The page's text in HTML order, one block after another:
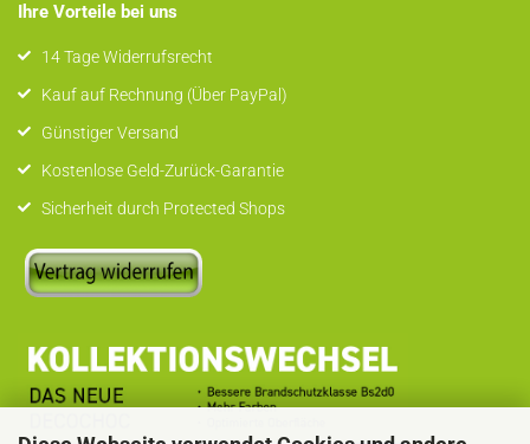
Ihre Vorteile bei uns
14 Tage Widerrufsrecht
Kauf auf Rechnung (Über PayPal)
Günstiger Versand
Kostenlose Geld-Zurück-Garantie
Sicherheit durch Protected Shops